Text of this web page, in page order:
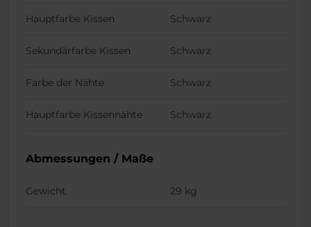
Hauptfarbe Kissen Schwarz
Sekundärfarbe Kissen Schwarz
Farbe der Nähte Schwarz
Hauptfarbe Kissennähte Schwarz
Abmessungen / Maße
Gewicht 29 kg